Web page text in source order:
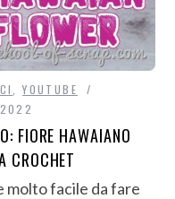
,YOUTUBE
FIORE HAWAIANO
CROCHET
molto facile da fare